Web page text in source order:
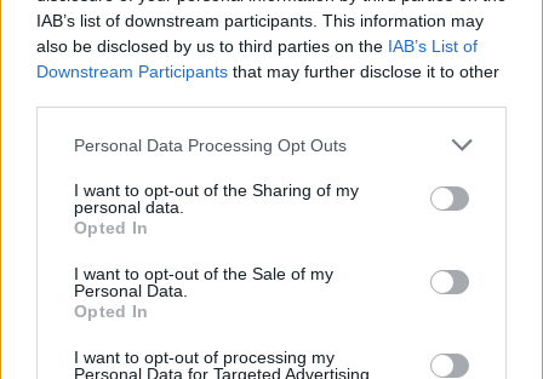
IAB’s list of downstream participants. This information may
also be disclosed by us to third parties on the IAB’s List of
Downstream Participants that may further disclose it to other
Personal Data Processing Opt Outs
I want to opt-out of the Sharing of my
personal data.
Opted In
I want to opt-out of the Sale of my
Personal Data.
Opted In
I want to opt-out of processing my
Personal Data for Targeted Advertising.
Žiūrimiausi įrašai
Pateikė daugiau detalių apie iš tėvų paimtus šešis
vaikus: jiems kilusi grėsmė
vaiko gyvybių išgelbėti nepavyko